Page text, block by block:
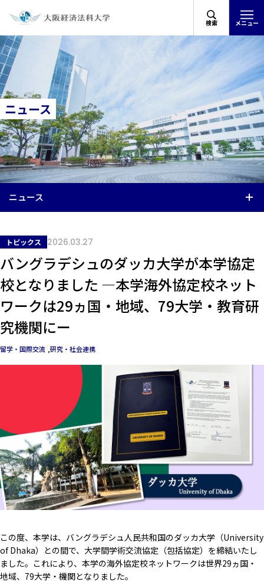
検索 メニュー
ニュース
ニュース
トピックス 2026.03.27
バングラデシュのダッカ大学が本学協定
校となりました —本学海外協定校ネット
ワークは29ヵ国・地域、79大学・教育研
究機関にー
留学・国際交流 研究・社会連携
この度、本学は、バングラデシュ人民共和国のダッカ大学（University
of Dhaka）との間で、大学間学術交流協定（包括協定）を締結いたし
ました。これにより、本学の海外協定校ネットワークは世界29ヵ国・
地域、79大学・機関となりました。